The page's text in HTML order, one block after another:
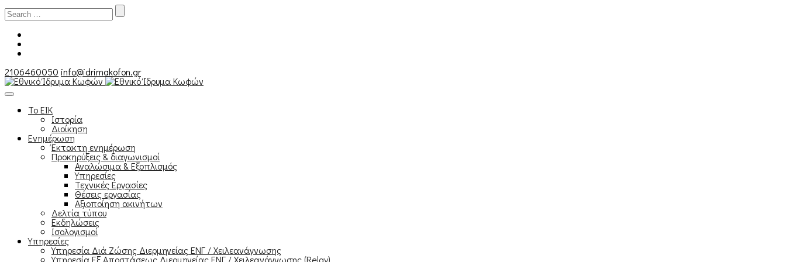
Search
for:
2106460050 info@idrimakofon.gr
Το ΕΙΚ
Ιστορία
Διοίκηση
Ενημέρωση
Έκτακτη ενημέρωση
Προκηρύξεις & διαγωνισμοί
Αναλώσιμα & Εξοπλισμός
Υπηρεσίες
Τεχνικές Εργασίες
Θέσεις εργασίας
Αξιοποίηση ακινήτων
Δελτία τύπου
Εκδηλώσεις
Ισολογισμοί
Υπηρεσίες
Υπηρεσία Διά Ζώσης Διερμηνείας ΕΝΓ / Χειλεανάγνωσης
Υπηρεσία Εξ Αποστάσεως Διερμηνείας ΕΝΓ / Χειλεανάγνωσης (Relay)